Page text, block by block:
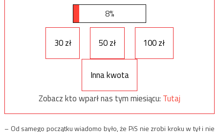
8%
30 zł 50 zł 100 zł
Inna kwota
Zobacz kto wparł nas tym miesiącu: Tutaj
– Od samego początku wiadomo było, że PiS nie zrobi kroku w tył i nie